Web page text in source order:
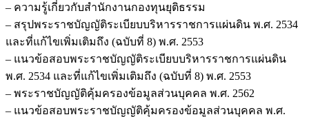
– ความรู้เกี่ยวกับสำนักงานกองทุนยุติธรรม
– สรุปพระราชบัญญัติระเบียบบริหารราชการแผ่นดิน พ.ศ. 2534
และที่แก้ไขเพิ่มเติมถึง (ฉบับที่ 8) พ.ศ. 2553
– แนวข้อสอบพระราชบัญญัติระเบียบบริหารราชการแผ่นดิน
พ.ศ. 2534 และที่แก้ไขเพิ่มเติมถึง (ฉบับที่ 8) พ.ศ. 2553
– พระราชบัญญัติคุ้มครองข้อมูลส่วนบุคคล พ.ศ. 2562
– แนวข้อสอบพระราชบัญญัติคุ้มครองข้อมูลส่วนบุคคล พ.ศ.